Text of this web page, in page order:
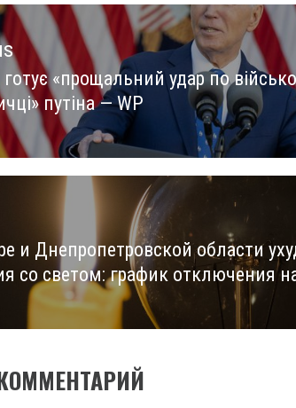
«прощальний удар по
путіна — WP
и Днепропетровской области
со светом: график отключения